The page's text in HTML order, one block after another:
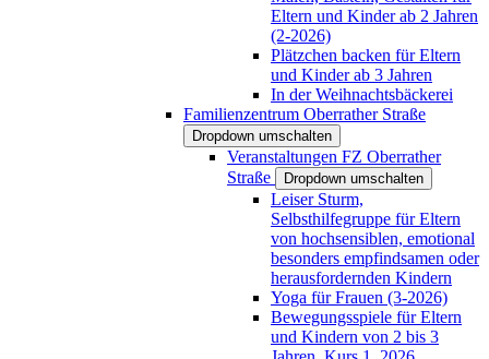
Eltern und Kinder ab 2 Jahren
(2-2026)
Plätzchen backen für Eltern
und Kinder ab 3 Jahren
In der Weihnachtsbäckerei
Familienzentrum Oberrather Straße
Dropdown umschalten
Veranstaltungen FZ Oberrather
Straße
Dropdown umschalten
Leiser Sturm,
Selbsthilfegruppe für Eltern
von hochsensiblen, emotional
besonders empfindsamen oder
herausfordernden Kindern
Yoga für Frauen (3-2026)
Bewegungsspiele für Eltern
und Kindern von 2 bis 3